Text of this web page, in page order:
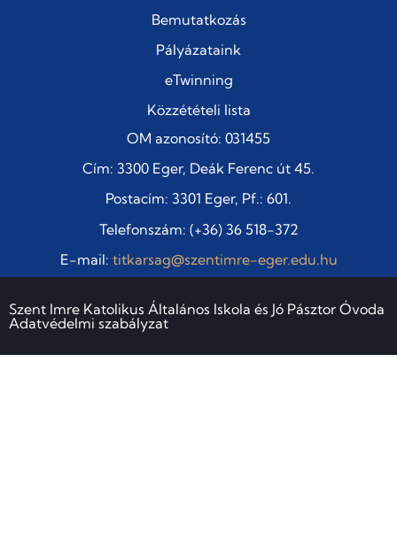
Bemutatkozás
Pályázataink
eTwinning
Közzétételi lista
OM azonosító: 031455
Cím: 3300 Eger, Deák Ferenc út 45.
Postacím: 3301 Eger, Pf.: 601.
Telefonszám: (+36) 36 518-372
E-mail: titkarsag@szentimre-eger.edu.hu
Szent Imre Katolikus Általános Iskola és Jó Pásztor Óvoda
Adatvédelmi szabályzat